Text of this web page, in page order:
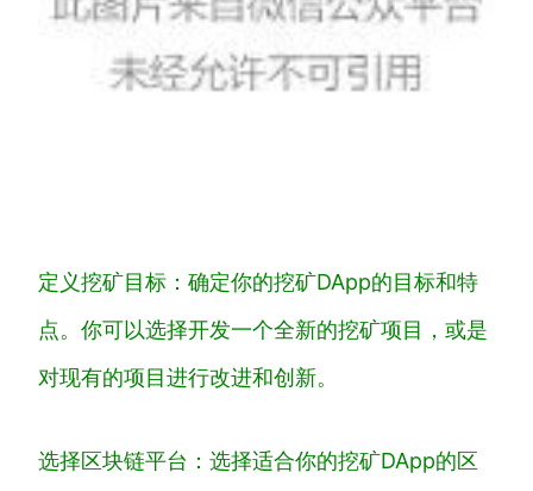
定义挖矿目标：确定你的挖矿DApp的目标和特
点。你可以选择开发一个全新的挖矿项目，或是
对现有的项目进行改进和创新。
选择区块链平台：选择适合你的挖矿DApp的区